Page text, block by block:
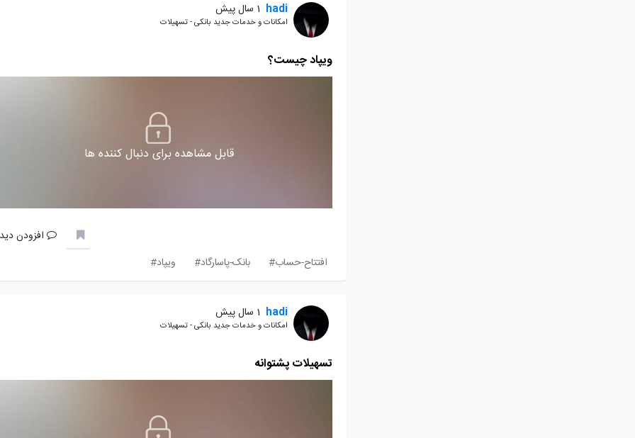
hadi 1 سال پیش
امکانات و خدمات جدید بانکی - تسهیلات
ویپاد چیست؟
قابل مشاهده برای دنبال کننده ها
افزودن
افتتاح-حساب#
بانک-پاسارگاد# ویپاد#
hadi 1 سال پیش
امکانات و خدمات جدید بانکی - تسهیلات
تسهیلات پشتوانه